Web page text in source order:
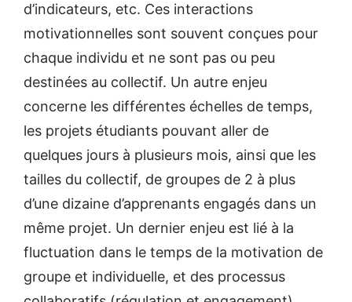
d’indicateurs, etc. Ces interactions
motivationnelles sont souvent conçues pour
chaque individu et ne sont pas ou peu
destinées au collectif. Un autre enjeu
concerne les différentes échelles de temps,
les projets étudiants pouvant aller de
quelques jours à plusieurs mois, ainsi que les
tailles du collectif, de groupes de 2 à plus
d’une dizaine d’apprenants engagés dans un
même projet. Un dernier enjeu est lié à la
fluctuation dans le temps de la motivation de
groupe et individuelle, et des processus